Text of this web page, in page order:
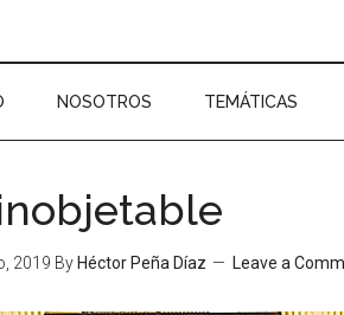
NOSOTROS TEMÁTICAS
2019 By Héctor Peña Díaz Leave a